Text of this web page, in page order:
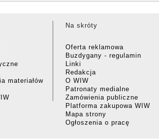
materiałów
Na skróty
Oferta reklamowa
Buzdygany - regulamin
Linki
Redakcja
O WIW
Patronaty medialne
Zamówienia publiczne
Platforma zakupowa WIW
Mapa strony
Ogłoszenia o pracę